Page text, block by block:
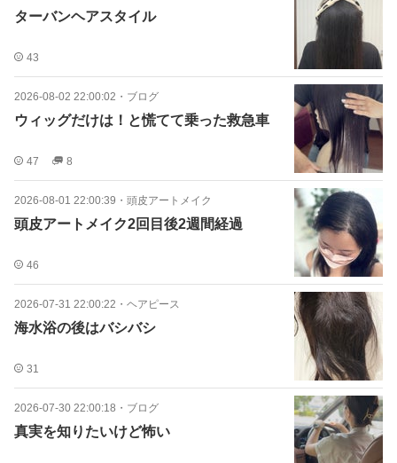
ターバンヘアスタイル
43
2026-08-02 22:00:02 ・ ブログ
ウィッグだけは！と慌てて乗った救急車
47 8
2026-08-01 22:00:39 ・ 頭皮アートメイク
頭皮アートメイク2回目後2週間経過
46
2026-07-31 22:00:22 ・ ヘアピース
海水浴の後はバシバシ
31
2026-07-30 22:00:18 ・ ブログ
真実を知りたいけど怖い